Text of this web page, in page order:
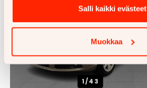
Salli kaikki evästeet
Muokkaa
1/43